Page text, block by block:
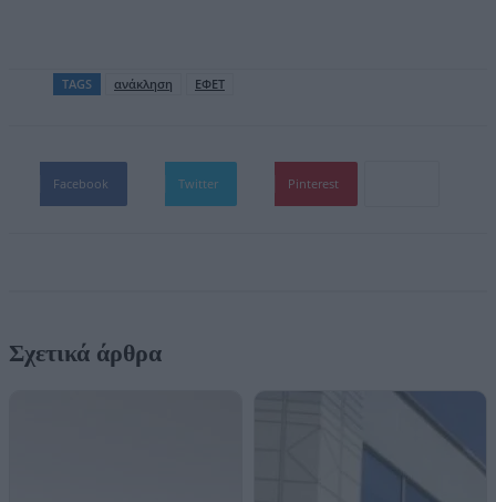
TAGS ανάκληση ΕΦΕΤ
Facebook Twitter Pinterest
Σχετικά άρθρα